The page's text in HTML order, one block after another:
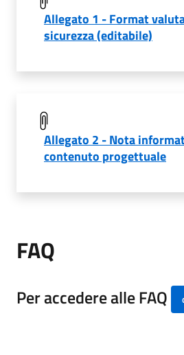
Allegato 1 - Format
sicurezza (editabile)
Allegato 2 - Nota
contenuto progettuale
FAQ
Per accedere alle FAQ